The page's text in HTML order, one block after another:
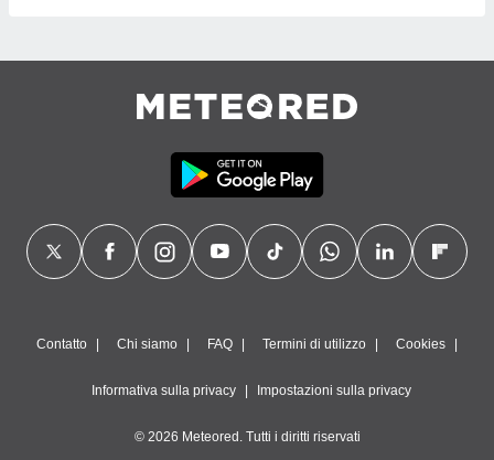
Contatto Chi siamo FAQ Termini di utilizzo Cookies
Informativa sulla privacy Impostazioni sulla privacy
© 2026 Meteored. Tutti i diritti riservati